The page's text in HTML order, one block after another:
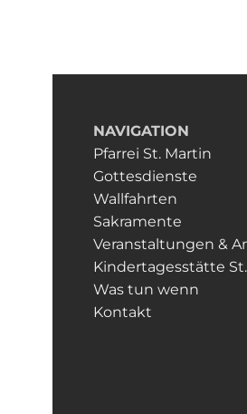
NAVIGATION
Pfarrei St. Martin
Gottesdienste
Wallfahrten
Sakramente
Veranstaltungen &
Kindertagesstätte
Was tun wenn
Kontakt